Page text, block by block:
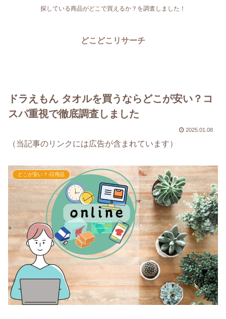
探している商品がどこで買えるか？を調査しました！
どこどこリサーチ
ドラえもん タオルを買うならどこが安い？コ
スパ重視で徹底調査しました
2025.01.08
（当記事のリンクには広告が含まれています）
どこが安い？-日用品